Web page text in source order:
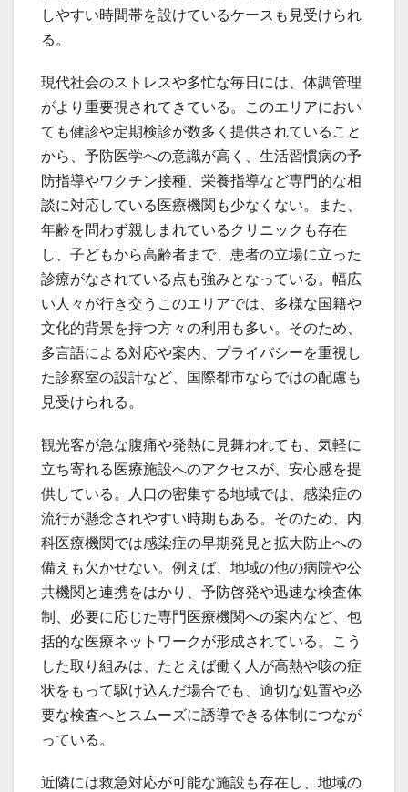
しやすい時間帯を設けているケースも見受けられ
る。
現代社会のストレスや多忙な毎日には、体調管理
がより重要視されてきている。このエリアにおい
ても健診や定期検診が数多く提供されていること
から、予防医学への意識が高く、生活習慣病の予
防指導やワクチン接種、栄養指導など専門的な相
談に対応している医療機関も少なくない。また、
年齢を問わず親しまれているクリニックも存在
し、子どもから高齢者まで、患者の立場に立った
診療がなされている点も強みとなっている。幅広
い人々が行き交うこのエリアでは、多様な国籍や
文化的背景を持つ方々の利用も多い。そのため、
多言語による対応や案内、プライバシーを重視し
た診察室の設計など、国際都市ならではの配慮も
見受けられる。
観光客が急な腹痛や発熱に見舞われても、気軽に
立ち寄れる医療施設へのアクセスが、安心感を提
供している。人口の密集する地域では、感染症の
流行が懸念されやすい時期もある。そのため、内
科医療機関では感染症の早期発見と拡大防止への
備えも欠かせない。例えば、地域の他の病院や公
共機関と連携をはかり、予防啓発や迅速な検査体
制、必要に応じた専門医療機関への案内など、包
括的な医療ネットワークが形成されている。こう
した取り組みは、たとえば働く人が高熱や咳の症
状をもって駆け込んだ場合でも、適切な処置や必
要な検査へとスムーズに誘導できる体制につなが
っている。
近隣には救急対応が可能な施設も存在し、地域の